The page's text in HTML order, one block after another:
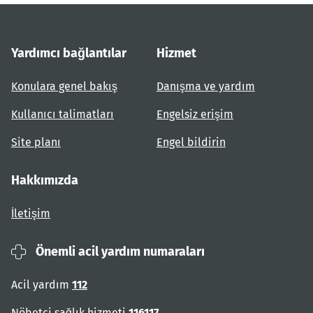
Yardımcı bağlantılar
Konulara genel bakış
Kullanıcı talimatları
Site planı
Hizmet
Danışma ve yardım
Engelsiz erişim
Engel bildirin
Hakkımızda
İletişim
Önemli acil yardım numaraları
Acil yardım 112